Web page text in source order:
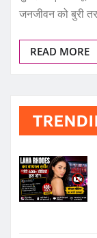
जनजीवन को बुरी
READ MORE